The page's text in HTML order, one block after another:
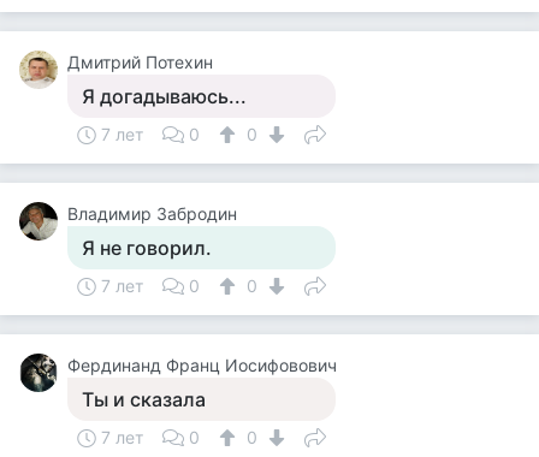
Дмитрий Потехин
Я догадываюсь...
7 лет 0 0
Владимир Забродин
Я не говорил.
7 лет 0 0
Фердинанд Франц Иосифовович
Ты и сказала
7 лет 0 0